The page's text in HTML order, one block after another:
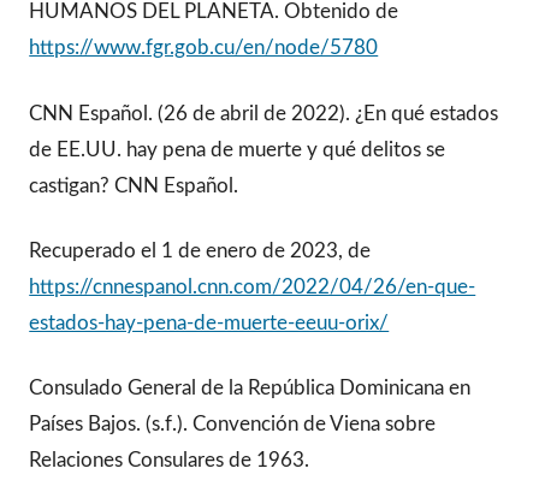
HUMANOS DEL PLANETA. Obtenido de
https://www.fgr.gob.cu/en/node/5780
CNN Español. (26 de abril de 2022). ¿En qué estados
de EE.UU. hay pena de muerte y qué delitos se
castigan? CNN Español.
Recuperado el 1 de enero de 2023, de
https://cnnespanol.cnn.com/2022/04/26/en-que-
estados-hay-pena-de-muerte-eeuu-orix/
Consulado General de la República Dominicana en
Países Bajos. (s.f.). Convención de Viena sobre
Relaciones Consulares de 1963.